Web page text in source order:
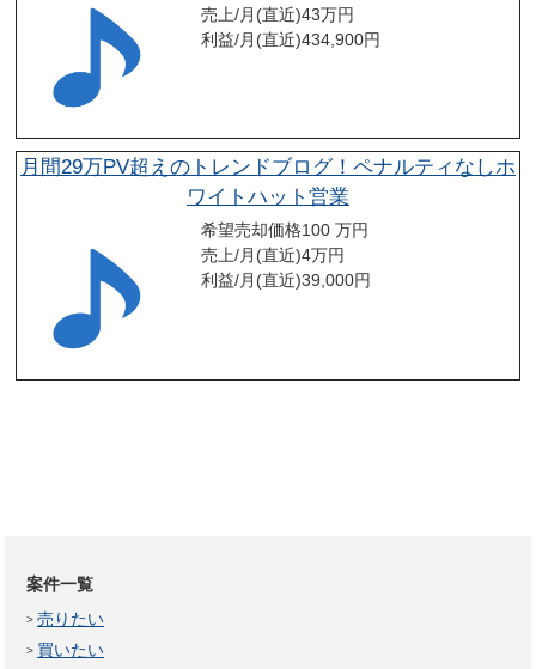
売上/月(直近)43万円
利益/月(直近)434,900円
月間29万PV超えのトレンドブログ！ペナルティなしホ
ワイトハット営業
希望売却価格100 万円
売上/月(直近)4万円
利益/月(直近)39,000円
案件一覧
売りたい
買いたい